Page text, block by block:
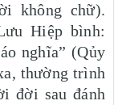
không chữ).
Hiệp bình:
nghĩa” (Qủy
thường trình
đời sau đánh